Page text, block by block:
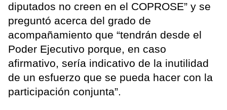
diputados no creen en el COPROSE” y se
preguntó acerca del grado de
acompañamiento que “tendrán desde el
Poder Ejecutivo porque, en caso
afirmativo, sería indicativo de la inutilidad
de un esfuerzo que se pueda hacer con la
participación conjunta”.